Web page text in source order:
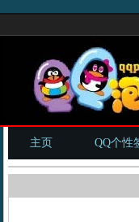
主页 QQ个性